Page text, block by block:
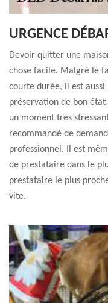
URGENCE
Devoir quitter une
chose facile. Malgré le
courte durée, il est
préservation de bon
un moment très
recommandé de
professionnel. Il est
de prestataire dans le
prestataire le plus
vite.